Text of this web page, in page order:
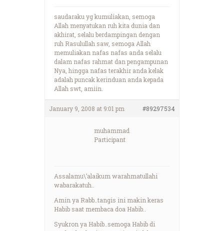
saudaraku yg kumuliakan, semoga
Allah menyatukan ruh kita dunia dan
akhirat, selalu berdampingan dengan
ruh Rasulullah saw, semoga Allah
memuliakan nafas nafas anda selalu
dalam nafas rahmat dan pengampunan
Nya, hingga nafas terakhir anda kelak
adalah puncak kerinduan anda kepada
Allah swt, amiin.
January 9, 2008 at 9:01 pm #89297534
muhammad
Participant
Assalamu\’alaikum warahmatullahi
wabarakatuh..
Amin ya Rabb..tangis ini makin keras
Habib saat membaca doa Habib..
Syukron ya Habib..semoga Habib di